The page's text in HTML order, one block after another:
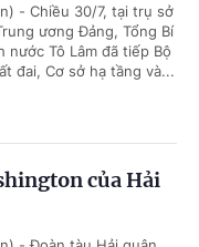
- Chiều 30/7, tại trụ sở
ương Đảng, Tổng Bí
nước Tô Lâm đã tiếp Bộ
đai, Cơ sở hạ tầng và...
của Hải